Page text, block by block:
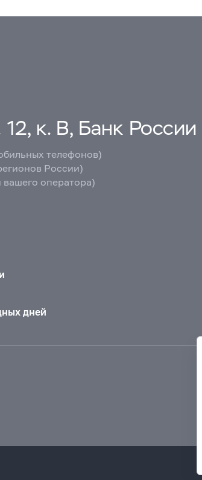
к. В, Банк России
телефонов)
России)
вашего оператора)
дней